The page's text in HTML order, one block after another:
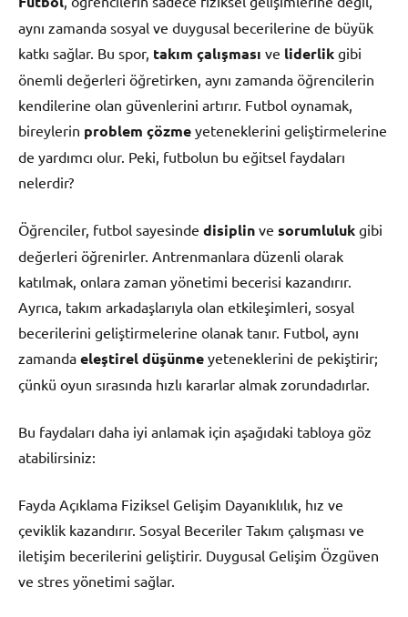
aynı zamanda sosyal ve duygusal becerilerine de büyük
katkı sağlar. Bu spor, takım çalışması ve liderlik gibi
önemli değerleri öğretirken, aynı zamanda öğrencilerin
kendilerine olan güvenlerini artırır. Futbol oynamak,
bireylerin problem çözme yeteneklerini geliştirmelerine
de yardımcı olur. Peki, futbolun bu eğitsel faydaları
nelerdir?
Öğrenciler, futbol sayesinde disiplin ve sorumluluk gibi
değerleri öğrenirler. Antrenmanlara düzenli olarak
katılmak, onlara zaman yönetimi becerisi kazandırır.
Ayrıca, takım arkadaşlarıyla olan etkileşimleri, sosyal
becerilerini geliştirmelerine olanak tanır. Futbol, aynı
zamanda eleştirel düşünme yeteneklerini de pekiştirir;
çünkü oyun sırasında hızlı kararlar almak zorundadırlar.
Bu faydaları daha iyi anlamak için aşağıdaki tabloya göz
atabilirsiniz:
Fayda Açıklama Fiziksel Gelişim Dayanıklılık, hız ve
çeviklik kazandırır. Sosyal Beceriler Takım çalışması ve
iletişim becerilerini geliştirir. Duygusal Gelişim Özgüven
ve stres yönetimi sağlar.